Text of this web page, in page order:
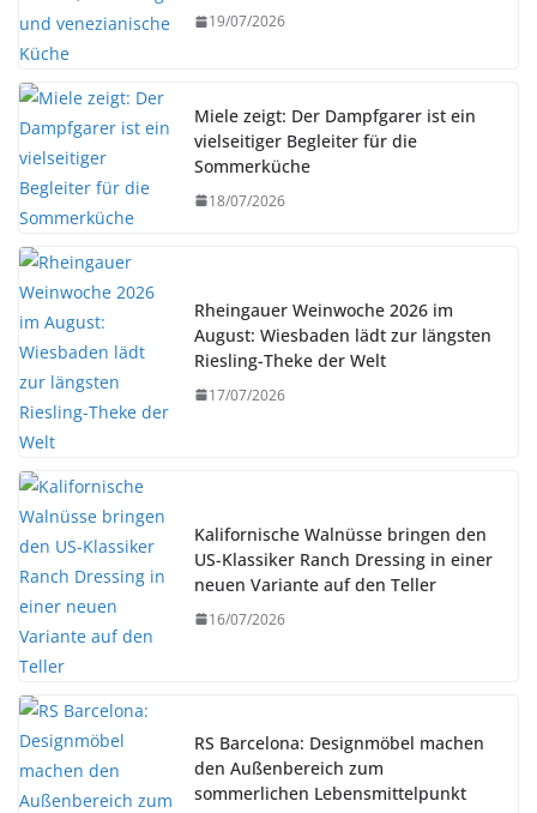
19/07/2026
Miele zeigt: Der Dampfgarer ist ein
vielseitiger Begleiter für die
Sommerküche
18/07/2026
Rheingauer Weinwoche 2026 im
August: Wiesbaden lädt zur längsten
Riesling-Theke der Welt
17/07/2026
Kalifornische Walnüsse bringen den
US-Klassiker Ranch Dressing in einer
neuen Variante auf den Teller
16/07/2026
RS Barcelona: Designmöbel machen
den Außenbereich zum
sommerlichen Lebensmittelpunkt